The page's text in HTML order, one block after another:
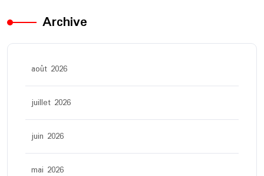
Archive
août 2026
juillet 2026
juin 2026
mai 2026